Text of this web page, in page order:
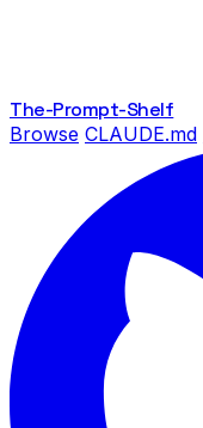
The-Prompt-Shelf
Browse CLAUDE.md